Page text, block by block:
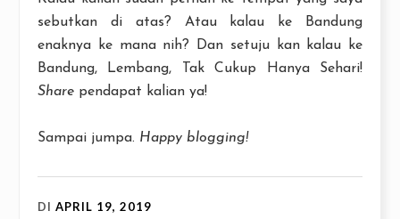
sebutkan di atas? Atau kalau ke Bandung
enaknya ke mana nih? Dan setuju kan kalau ke
Bandung, Lembang, Tak Cukup Hanya Sehari!
Share pendapat kalian ya!
Sampai jumpa. Happy blogging!
DI APRIL 19, 2019